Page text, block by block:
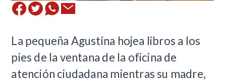
La pequeña Agustina hojea libros a los
pies de la ventana de la oficina de
atención ciudadana mientras su madre,